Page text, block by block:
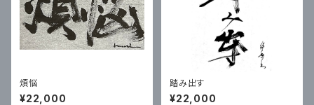
煩悩
¥22,000
踏み出す
¥22,000